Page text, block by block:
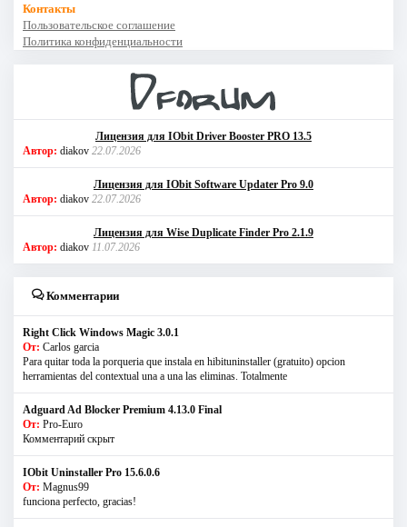
Контакты
Пользовательское соглашение
Политика конфиденциальности
Лицензия для IObit Driver Booster PRO 13.5
Автор: diakov 22.07.2026
Лицензия для IObit Software Updater Pro 9.0
Автор: diakov 22.07.2026
Лицензия для Wise Duplicate Finder Pro 2.1.9
Автор: diakov 11.07.2026
Комментарии
Right Click Windows Magic 3.0.1
От: Carlos garcia
Para quitar toda la porqueria que instala en hibituninstaller (gratuito) opcion
herramientas del contextual una a una las eliminas. Totalmente
Adguard Ad Blocker Premium 4.13.0 Final
От: Pro-Euro
Комментарий скрыт
IObit Uninstaller Pro 15.6.0.6
От: Magnus99
funciona perfecto, gracias!